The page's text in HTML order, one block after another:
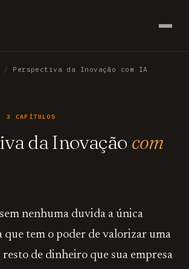
/ Perspectiva da Inovação com IA
3 CAPÍTULOS
da Inovação com
nenhuma duvida a única
que tem o poder de valorizar uma
resto de dinheiro que sua empresa